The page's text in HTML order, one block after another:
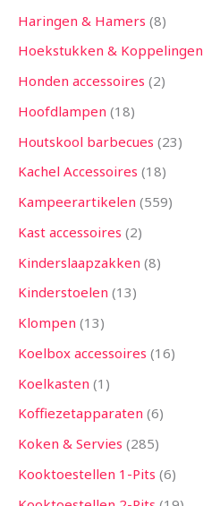
Haringen & Hamers 8
Hoekstukken & Koppelingen
Honden accessoires 2
Hoofdlampen 18
Houtskool barbecues 23
Kachel Accessoires 18
Kampeerartikelen 559
Kast accessoires 2
Kinderslaapzakken 8
Kinderstoelen 13
Klompen 13
Koelbox accessoires 16
Koelkasten 1
Koffiezetapparaten 6
Koken & Servies 285
Kooktoestellen 1-Pits 6